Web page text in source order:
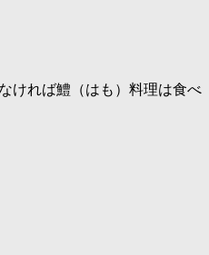
ければ鱧（はも）料理は食べ